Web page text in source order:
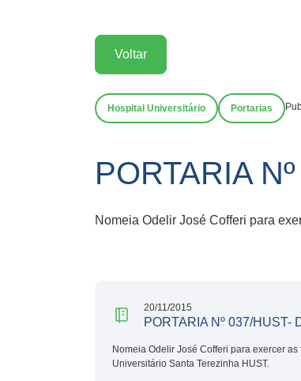
Voltar
Hospital Universitário Portarias
PORTARIA
Nomeia Odelir José Cofferi para
20/11/2015
PORTARIA Nº 037/HUST-
Nomeia Odelir José Cofferi para exercer
Universitário Santa Terezinha HUST.